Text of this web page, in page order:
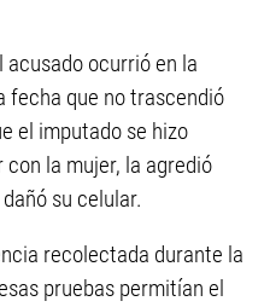
acusado ocurrió en la
fecha que no trascendió
el imputado se hizo
la mujer, la agredió
su celular.
recolectada durante la
pruebas permitían el